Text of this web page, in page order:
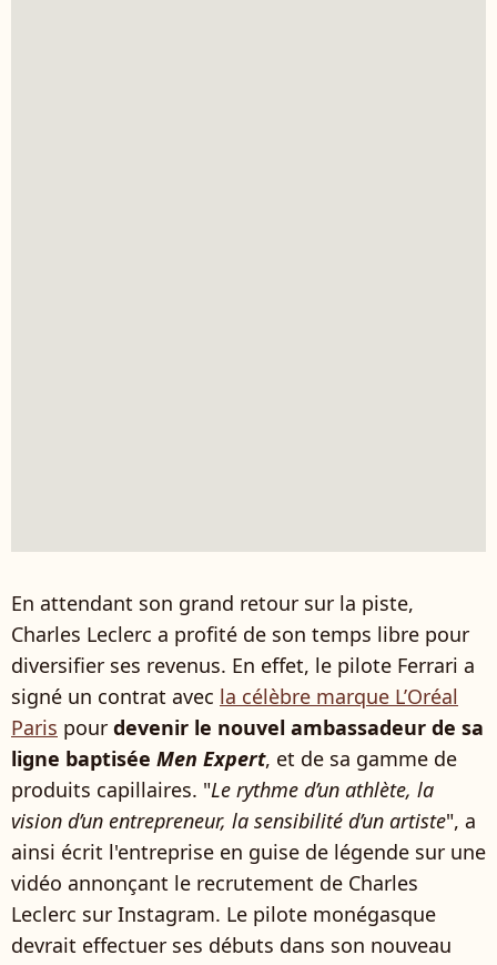
En attendant son grand retour sur la piste,
Charles Leclerc a profité de son temps libre pour
diversifier ses revenus. En effet, le pilote Ferrari a
signé un contrat avec la célèbre marque L’Oréal
Paris pour devenir le nouvel ambassadeur de sa
ligne baptisée Men Expert, et de sa gamme de
produits capillaires. "Le rythme d’un athlète, la
vision d’un entrepreneur, la sensibilité d’un artiste", a
ainsi écrit l'entreprise en guise de légende sur une
vidéo annonçant le recrutement de Charles
Leclerc sur Instagram. Le pilote monégasque
devrait effectuer ses débuts dans son nouveau